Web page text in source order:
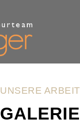
UNSERE ARBEIT
GALERIE